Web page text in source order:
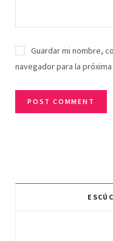
Guardar mi nombre,
navegador para la